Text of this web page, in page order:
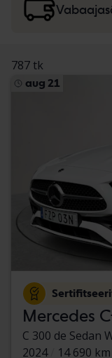
787 tk
aug 21
Mercedes
C 300 de Sedan
2024
14 690 km